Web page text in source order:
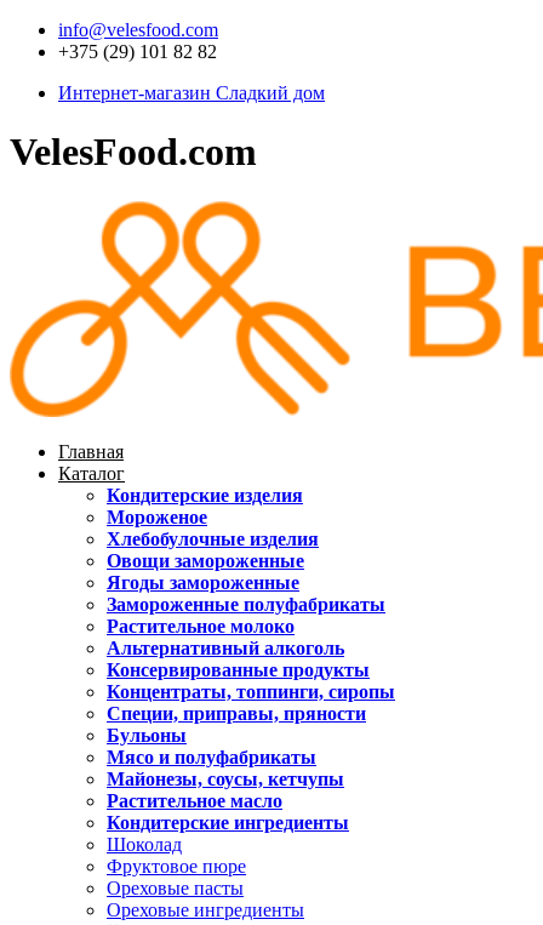
info@velesfood.com
+375 (29) 101 82 82
Интернет-магазин Сладкий дом
VelesFood.com
Главная
Каталог
Кондитерские изделия
Мороженое
Хлебобулочные изделия
Овощи замороженные
Ягоды замороженные
Замороженные полуфабрикаты
Растительное молоко
Альтернативный алкоголь
Консервированные продукты
Концентраты, топпинги, сиропы
Специи, приправы, пряности
Бульоны
Мясо и полуфабрикаты
Майонезы, соусы, кетчупы
Растительное масло
Кондитерские ингредиенты
Шоколад
Фруктовое пюре
Ореховые пасты
Ореховые ингредиенты